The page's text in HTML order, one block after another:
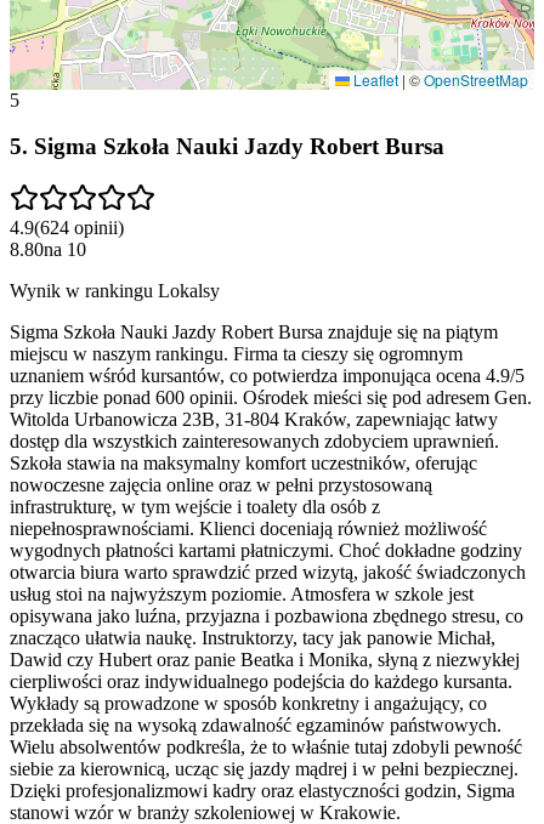
Leaflet | ©OpenStreetMap
5
5. Sigma Szkoła Nauki Jazdy Robert Bursa
4.9(624 opinii)
8.80na 10
Wynik w rankingu Lokalsy
Sigma Szkoła Nauki Jazdy Robert Bursa znajduje się na piątym
miejscu w naszym rankingu. Firma ta cieszy się ogromnym
uznaniem wśród kursantów, co potwierdza imponująca ocena 4.9/5
przy liczbie ponad 600 opinii. Ośrodek mieści się pod adresem Gen.
Witolda Urbanowicza 23B, 31-804 Kraków, zapewniając łatwy
dostęp dla wszystkich zainteresowanych zdobyciem uprawnień.
Szkoła stawia na maksymalny komfort uczestników, oferując
nowoczesne zajęcia online oraz w pełni przystosowaną
infrastrukturę, w tym wejście i toalety dla osób z
niepełnosprawnościami. Klienci doceniają również możliwość
wygodnych płatności kartami płatniczymi. Choć dokładne godziny
otwarcia biura warto sprawdzić przed wizytą, jakość świadczonych
usług stoi na najwyższym poziomie. Atmosfera w szkole jest
opisywana jako luźna, przyjazna i pozbawiona zbędnego stresu, co
znacząco ułatwia naukę. Instruktorzy, tacy jak panowie Michał,
Dawid czy Hubert oraz panie Beatka i Monika, słyną z niezwykłej
cierpliwości oraz indywidualnego podejścia do każdego kursanta.
Wykłady są prowadzone w sposób konkretny i angażujący, co
przekłada się na wysoką zdawalność egzaminów państwowych.
Wielu absolwentów podkreśla, że to właśnie tutaj zdobyli pewność
siebie za kierownicą, ucząc się jazdy mądrej i w pełni bezpiecznej.
Dzięki profesjonalizmowi kadry oraz elastyczności godzin, Sigma
stanowi wzór w branży szkoleniowej w Krakowie.